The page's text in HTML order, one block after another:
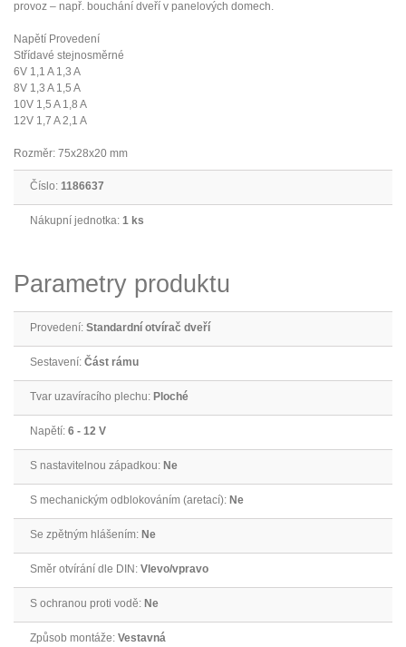
provoz – např. bouchání dveří v panelových domech.
Napětí Provedení
Střídavé stejnosměrné
6V 1,1 A 1,3 A
8V 1,3 A 1,5 A
10V 1,5 A 1,8 A
12V 1,7 A 2,1 A
Rozměr: 75x28x20 mm
Číslo: 1186637
Nákupní jednotka: 1 ks
Parametry produktu
Provedení: Standardní otvírač dveří
Sestavení: Část rámu
Tvar uzavíracího plechu: Ploché
Napětí: 6 - 12 V
S nastavitelnou západkou: Ne
S mechanickým odblokováním (aretací): Ne
Se zpětným hlášením: Ne
Směr otvírání dle DIN: Vlevo/vpravo
S ochranou proti vodě: Ne
Způsob montáže: Vestavná